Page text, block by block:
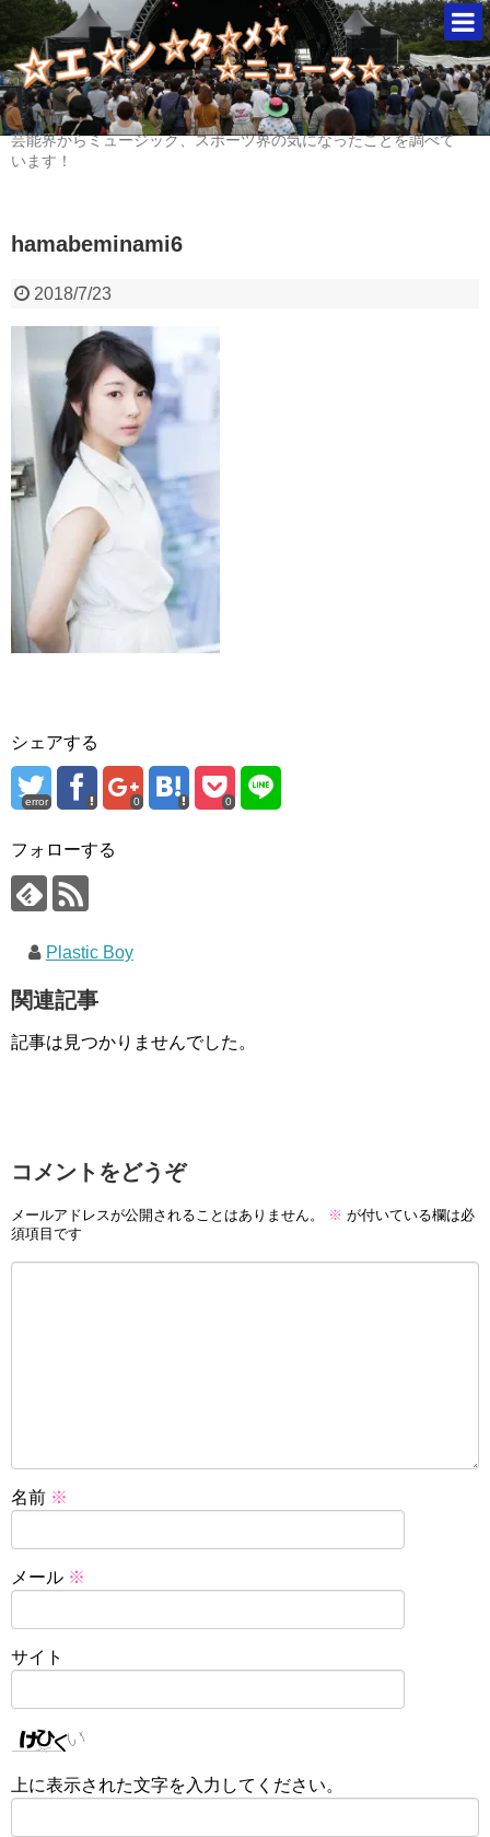
芸能界からミュージック、スポーツ界の気になったことを調べて
います！
hamabeminami6
2018/7/23
シェアする
error 0 0
フォローする
Plastic Boy
関連記事
記事は見つかりませんでした。
コメントをどうぞ
メールアドレスが公開されることはありません。 ※ が付いている欄は必
須項目です
名前 ※
メール ※
サイト
上に表示された文字を入力してください。